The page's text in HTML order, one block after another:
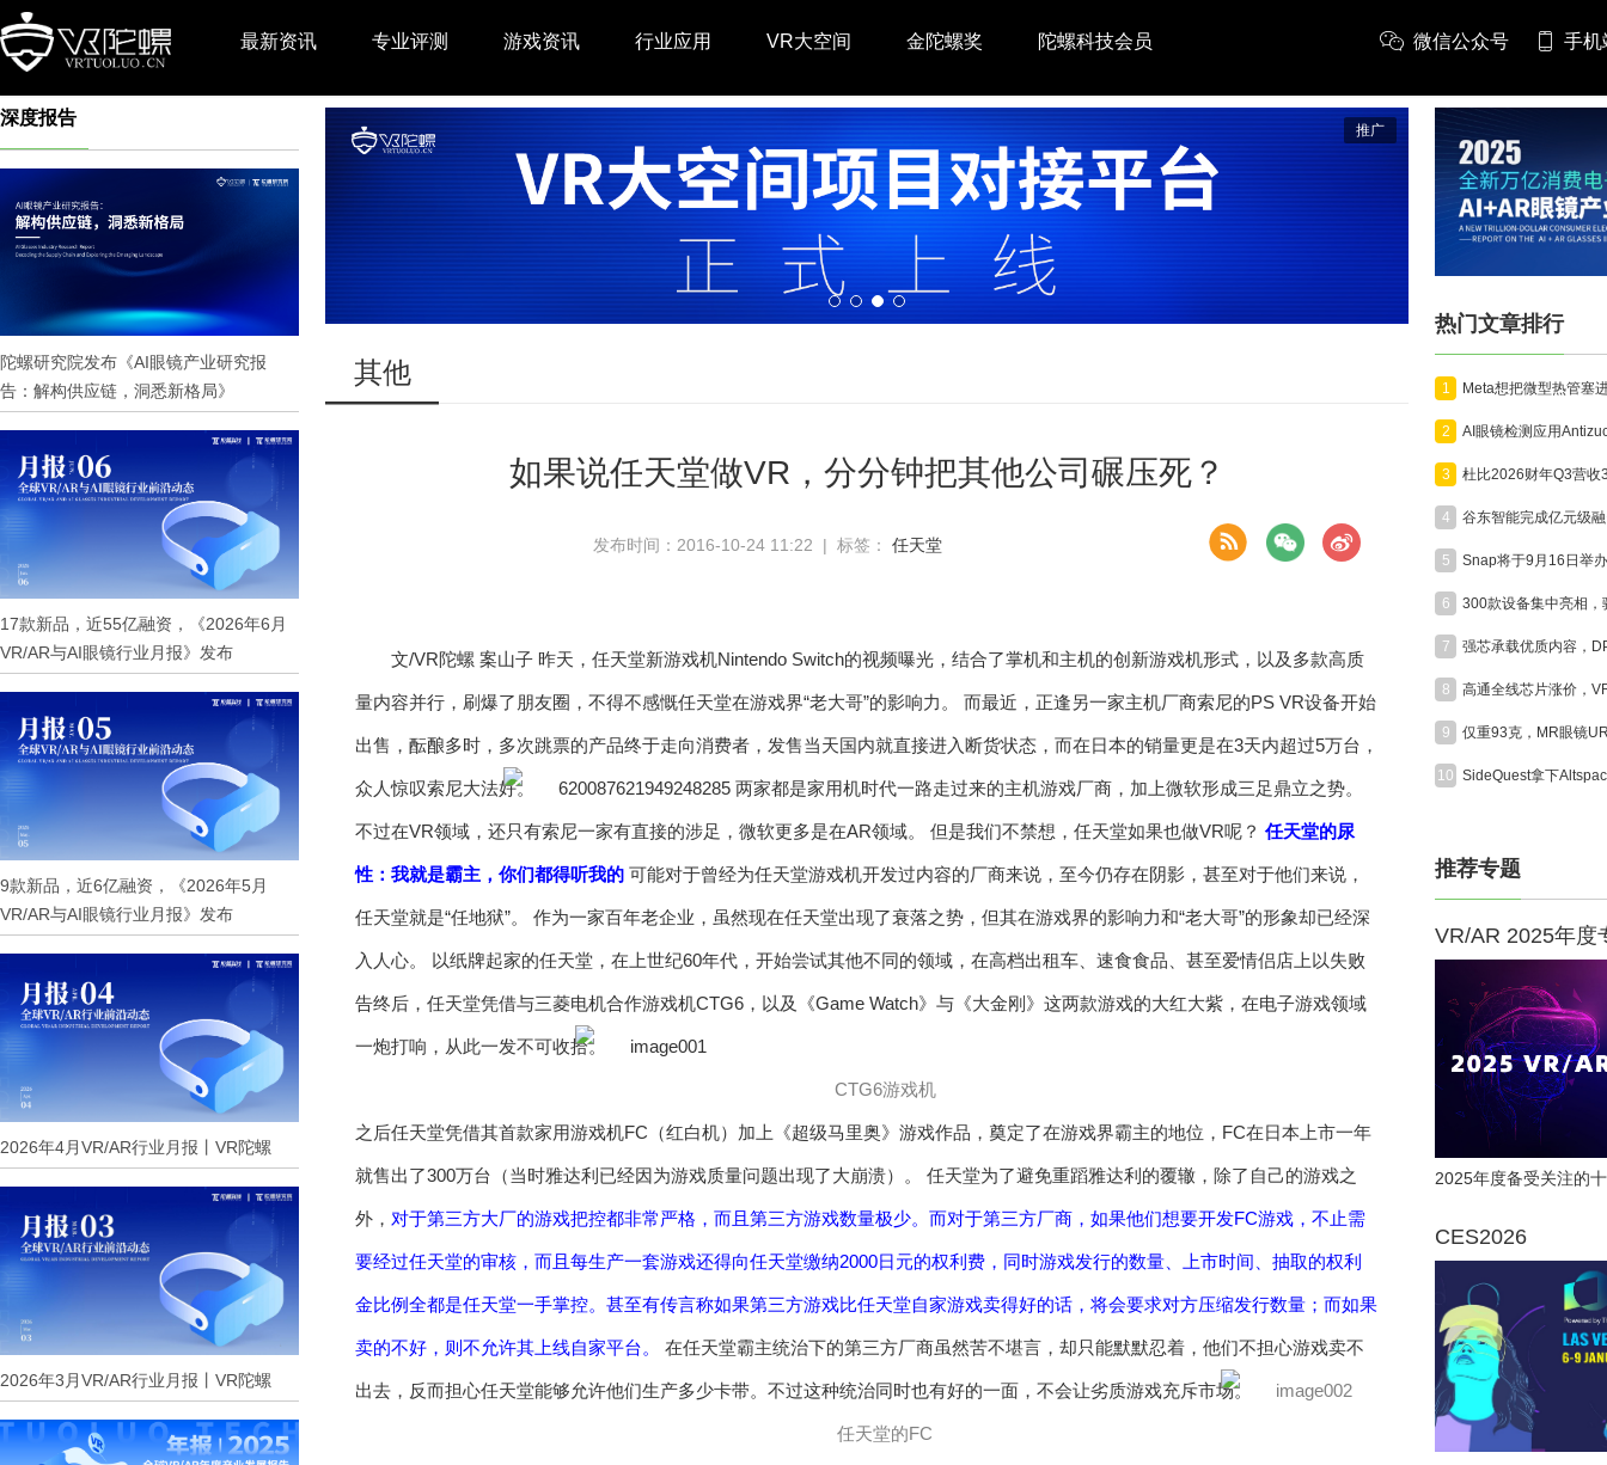
最新资讯 专业评测 游戏资讯 行业应用 VR大空间 金陀螺奖 陀螺科技会员 微信公众号 手机
深度报告
陀螺研究院发布《AI眼镜产业研究报
告：解构供应链，洞悉新格局》
17款新品，近55亿融资，《2026年6月
VR/AR与AI眼镜行业月报》发布
9款新品，近6亿融资，《2026年5月
VR/AR与AI眼镜行业月报》发布
2026年4月VR/AR行业月报丨VR陀螺
2026年3月VR/AR行业月报丨VR陀螺
推广
其他
如果说任天堂做VR，分分钟把其他公司碾压死？
发布时间：2016-10-24 11:22 | 标签： 任天堂
文/VR陀螺 案山子 昨天，任天堂新游戏机Nintendo Switch的视频曝光，结合了掌机和主机的创新游戏机形式，以及多款高质
量内容并行，刷爆了朋友圈，不得不感慨任天堂在游戏界“老大哥”的影响力。 而最近，正逢另一家主机厂商索尼的PS VR设备开始
出售，酝酿多时，多次跳票的产品终于走向消费者，发售当天国内就直接进入断货状态，而在日本的销量更是在3天内超过5万台，
众人惊叹索尼大法好。 两家都是家用机时代一路走过来的主机游戏厂商，加上微软形成三足鼎立之势。
不过在VR领域，还只有索尼一家有直接的涉足，微软更多是在AR领域。 但是我们不禁想，任天堂如果也做VR呢？ 任天堂的尿
性：我就是霸主，你们都得听我的 可能对于曾经为任天堂游戏机开发过内容的厂商来说，至今仍存在阴影，甚至对于他们来说，
任天堂就是“任地狱”。 作为一家百年老企业，虽然现在任天堂出现了衰落之势，但其在游戏界的影响力和“老大哥”的形象却已经深
入人心。 以纸牌起家的任天堂，在上世纪60年代，开始尝试其他不同的领域，在高档出租车、速食食品、甚至爱情侣店上以失败
告终后，任天堂凭借与三菱电机合作游戏机CTG6，以及《Game Watch》与《大金刚》这两款游戏的大红大紫，在电子游戏领域
一炮打响，从此一发不可收拾。
CTG6游戏机
之后任天堂凭借其首款家用游戏机FC（红白机）加上《超级马里奥》游戏作品，奠定了在游戏界霸主的地位，FC在日本上市一年
就售出了300万台（当时雅达利已经因为游戏质量问题出现了大崩溃）。 任天堂为了避免重蹈雅达利的覆辙，除了自己的游戏之
外， 对于第三方大厂的游戏把控都非常严格，而且第三方游戏数量极少。而对于第三方厂商，如果他们想要开发FC游戏，不止需
要经过任天堂的审核，而且每生产一套游戏还得向任天堂缴纳2000日元的权利费，同时游戏发行的数量、上市时间、抽取的权利
金比例全都是任天堂一手掌控。甚至有传言称如果第三方游戏比任天堂自家游戏卖得好的话，将会要求对方压缩发行数量；而如果
卖的不好，则不允许其上线自家平台。 在任天堂霸主统治下的第三方厂商虽然苦不堪言，却只能默默忍着，他们不担心游戏卖不
出去，反而担心任天堂能够允许他们生产多少卡带。不过这种统治同时也有好的一面，不会让劣质游戏充斥市场。
任天堂的FC
热门文章排行
1
2
3
4
5
6
7
8
9
10
推荐专题
VR/AR 2025年度
2025年度备受关注的
CES2026